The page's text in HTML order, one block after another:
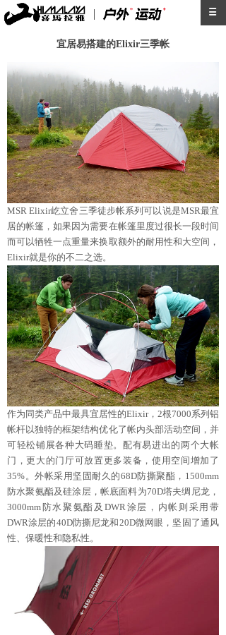
宜居易搭建的Elixir三季帐
MSR Elixir屹立舍三季徒步帐系列可以说是MSR最宜
居的帐篷，如果因为需要在帐篷里度过很长一段时间
而可以牺牲一点重量来换取额外的耐用性和大空间，
Elixir就是你的不二之选。
作为同类产品中最具宜居性的Elixir，2根7000系列铝
帐杆以独特的框架结构优化了帐内头部活动空间，并
可轻松铺展各种大码睡垫。配有易进出的两个大帐
门，更大的门厅可放置更多装备，使用空间增加了
35%。外帐采用坚固耐久的68D防撕聚酯，1500mm
防水聚氨酯及硅涂层，帐底面料为70D塔夫绸尼龙，
3000mm防水聚氨酯及DWR涂层，内帐则采用带
DWR涂层的40D防撕尼龙和20D微网眼，坚固了通风
性、保暖性和隐私性。